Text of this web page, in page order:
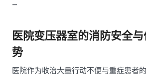
—
医院变压器室的消防安全
势
医院作为收治大量行动不便与重症患者